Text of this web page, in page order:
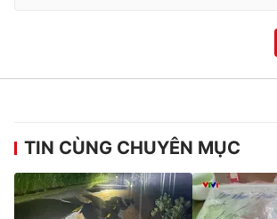
TIN CÙNG CHUYÊN MỤC